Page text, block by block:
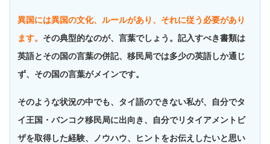
異国には異国の文化、ルールがあり、それに従う必要があり
ます。 その典型的なのが、言葉でしょう。記入すべき書類は
英語とその国の言葉の併記、移民局では多少の英語しか通じ
ず、その国の言葉がメインです。
そのような状況の中でも、タイ語のできない私が、自分でタ
イ王国・バンコク移民局に出向き、自分でリタイアメントビ
ザを取得した経験、ノウハウ、ヒントをお伝えしたいと思い